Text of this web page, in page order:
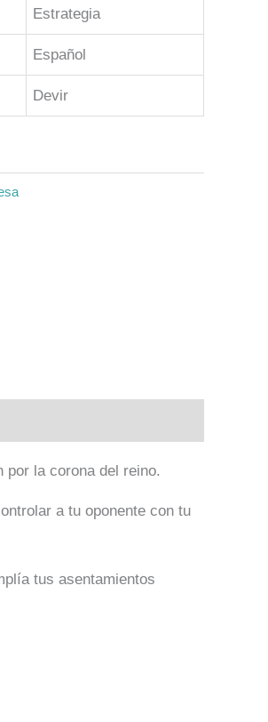
Estrategia
Español
Devir
por la corona del reino.
a tu oponente con tu
tus asentamientos